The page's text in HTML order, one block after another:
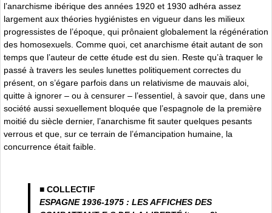
l’anarchisme ibérique des années 1920 et 1930 adhéra assez
largement aux théories hygiénistes en vigueur dans les milieux
progressistes de l’époque, qui prônaient globalement la régénération
des homosexuels. Comme quoi, cet anarchisme était autant de son
temps que l’auteur de cette étude est du sien. Reste qu’à traquer le
passé à travers les seules lunettes politiquement correctes du
présent, on s’égare parfois dans un relativisme de mauvais aloi,
quitte à ignorer – ou à censurer – l’essentiel, à savoir que, dans une
société aussi sexuellement bloquée que l’espagnole de la première
moitié du siècle dernier, l’anarchisme fit sauter quelques pesants
verrous et que, sur ce terrain de l’émancipation humaine, la
concurrence était faible.
■ COLLECTIF
ESPAGNE 1936-1975 : LES AFFICHES DES